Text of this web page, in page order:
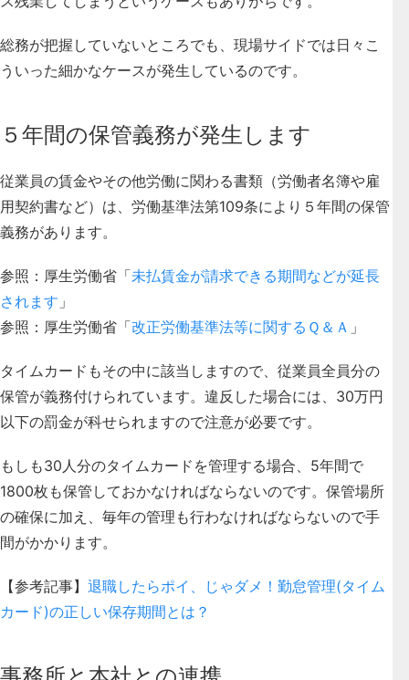
総務が把握していないところでも、現場サイドでは日々こ
ういった細かなケースが発生しているのです。
５年間の保管義務が発生します
従業員の賃金やその他労働に関わる書類（労働者名簿や雇
用契約書など）は、労働基準法第109条により５年間の保管
義務があります。
参照：厚生労働省「未払賃金が請求できる期間などが延長
されます 」
参照：厚生労働省「改正労働基準法等に関するＱ＆Ａ 」
タイムカードもその中に該当しますので、従業員全員分の
保管が義務付けられています。違反した場合には、30万円
以下の罰金が科せられますので注意が必要です。
もしも30人分のタイムカードを管理する場合、5年間で
1800枚も保管しておかなければならないのです。保管場所
の確保に加え、毎年の管理も行わなければならないので手
間がかかります。
【参考記事】 退職したらポイ、じゃダメ！勤怠管理(タイム
カード)の正しい保存期間とは？